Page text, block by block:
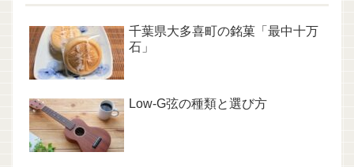
千葉県大多喜町の銘菓「最中十万
石」
Low-G弦の種類と選び方